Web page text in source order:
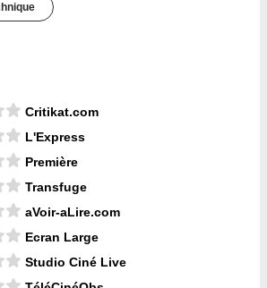
Critikat.com
L'Express
Première
Transfuge
aVoir-aLire.com
Ecran Large
Studio Ciné Live